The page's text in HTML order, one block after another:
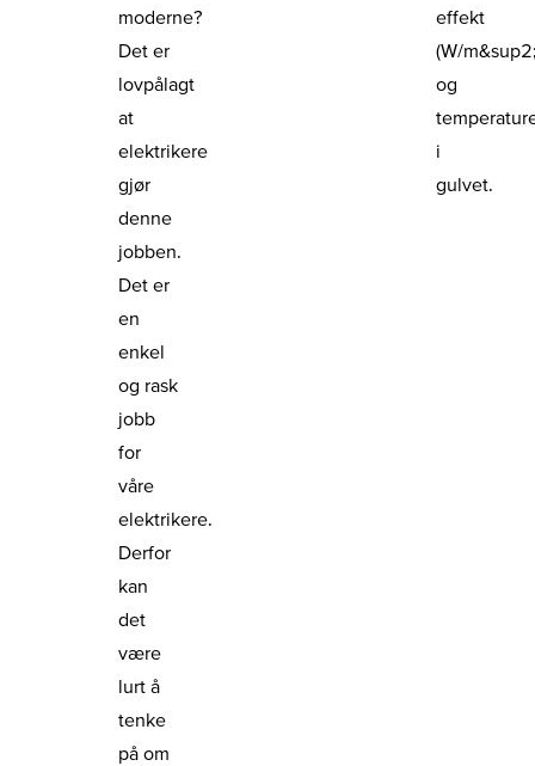
moderne?
Det er
lovpålagt
at
elektrikere
gjør
denne
jobben.
Det er
en
enkel
og rask
jobb
for
våre
elektrikere.
Derfor
kan
det
være
lurt å
tenke
på om
effekt
(W/
og
i
gulvet.